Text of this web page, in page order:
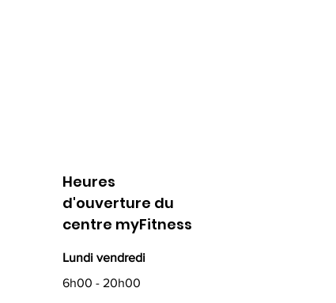
Heures
d'ouverture du
centre myFitness
Lundi vendredi
6h00 - 20h00